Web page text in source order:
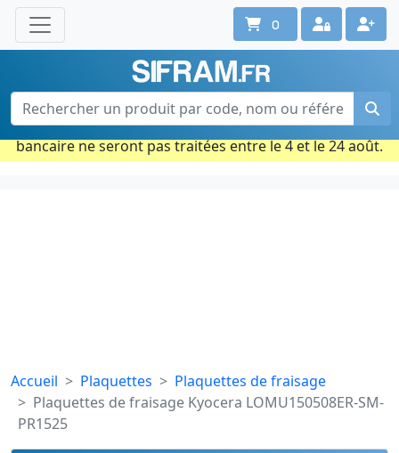
Une question ? Un conseil ?
Contactez-nous au 02 40 92 17 71
Ouvert du lun. au vend. de 08h à 18h
Période estivale : Les commandes prises par carte
bancaire ne seront pas traitées entre le 4 et le 24 août.
0
Accueil Plaquettes
Plaquettes de fraisage
Plaquettes de fraisage Kyocera LOMU150508ER-SM-
PR1525